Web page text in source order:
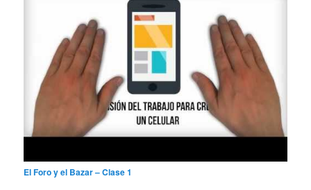
El Foro y el Bazar – Clase 1